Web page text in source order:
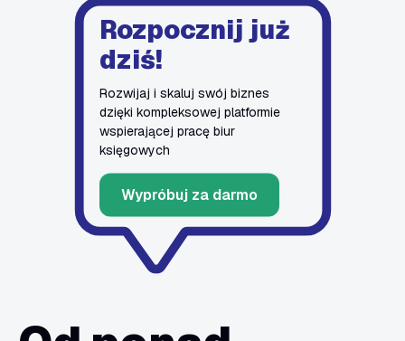
Rozpocznij już
dziś!
Rozwijaj i skaluj swój biznes
dzięki kompleksowej platformie
wspierającej pracę biur
księgowych
Wypróbuj za darmo